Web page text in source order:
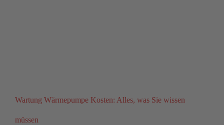
Wartung Wärmepumpe Kosten: Alles, was Sie wissen
müssen